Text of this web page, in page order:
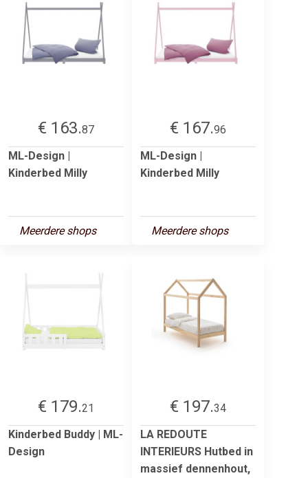
€ 163.87
ML-Design |
Kinderbed Milly
Meerdere shops
€ 167.96
ML-Design |
Kinderbed Milly
Meerdere shops
€ 179.21
Kinderbed Buddy | ML-
Design
€ 197.34
LA REDOUTE
INTERIEURS Hutbed in
massief dennenhout,